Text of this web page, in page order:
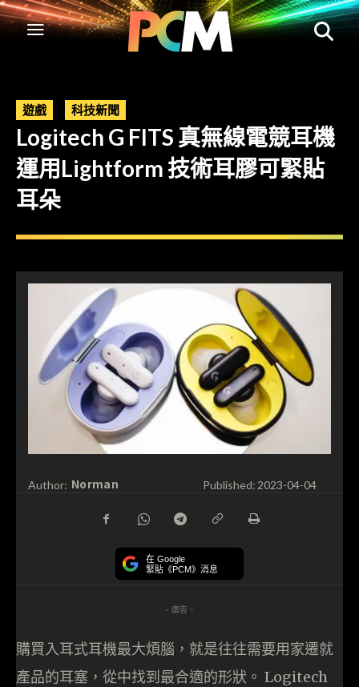
遊戲 科技新聞
Logitech G FITS 真無線電競耳機
運用Lightform 技術耳膠可緊貼
耳朵
Author: Norman Published: 2023-04-04
在 Google
緊貼《PCM》消息
- 廣告 -
購買入耳式耳機最大煩腦，就是往往需要用家遷就
產品的耳塞，從中找到最合適的形狀。 Logitech